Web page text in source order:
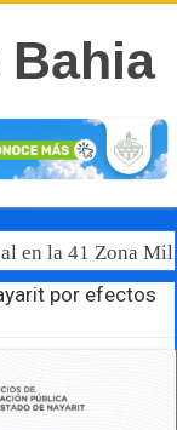
en la 41 Zona
por efectos